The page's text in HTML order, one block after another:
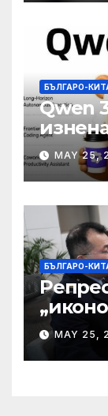
БЪЛГАРО-
Qwen
задачи
MAY 25,
БЪЛГАРО-
MAY 25,